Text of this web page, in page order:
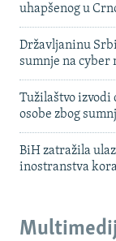
uhapšenog u
Državljaninu
sumnje na cyber
Tužilaštvo izvodi
osobe zbog
BiH zatražila
inostranstva